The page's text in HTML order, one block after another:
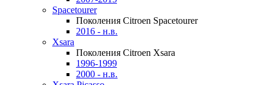
Spacetourer
Поколения Citroen Spacetourer
2016 - н.в.
Xsara
Поколения Citroen Xsara
1996-1999
2000 - н.в.